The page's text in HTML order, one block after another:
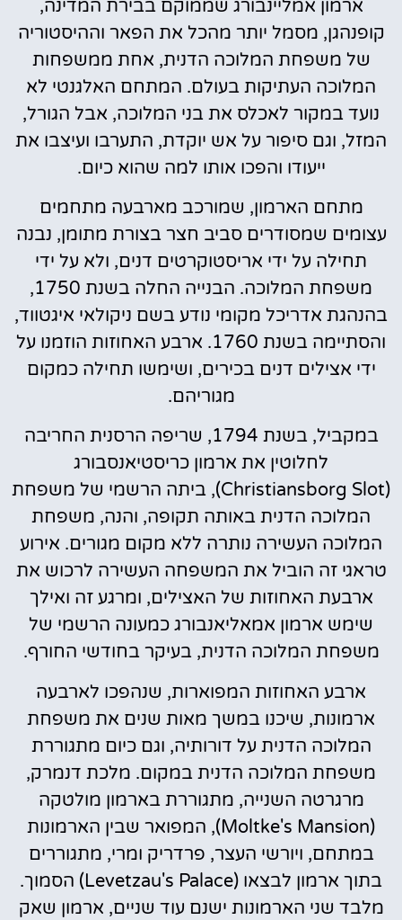
ארמון אמליינבורג שממוקם בבירת המדינה,
קופנהגן, מסמל יותר מהכל את הפאר וההיסטוריה
של משפחת המלוכה הדנית, אחת ממשפחות
המלוכה העתיקות בעולם. המתחם האלגנטי לא
נועד במקור לאכלס את בני המלוכה, אבל הגורל,
המזל, וגם סיפור על אש יוקדת, התערבו ועיצבו את
ייעודו והפכו אותו למה שהוא כיום.
מתחם הארמון, שמורכב מארבעה מתחמים
עצומים שמסודרים סביב חצר בצורת מתומן, נבנה
תחילה על ידי אריסטוקרטים דנים, ולא על ידי
משפחת המלוכה. הבנייה החלה בשנת 1750,
בהנהגת אדריכל מקומי נודע בשם ניקולאי איגטווד,
והסתיימה בשנת 1760. ארבע האחוזות הוזמנו על
ידי אצילים דנים בכירים, ושימשו תחילה כמקום
מגוריהם.
במקביל, בשנת 1794, שריפה הרסנית החריבה
לחלוטין את ארמון כריסטיאנסבורג
(Christiansborg Slot), ביתה הרשמי של משפחת
המלוכה הדנית באותה תקופה, והנה, משפחת
המלוכה העשירה נותרה ללא מקום מגורים. אירוע
טראגי זה הוביל את המשפחה העשירה לרכוש את
ארבעת האחוזות של האצילים, ומרגע זה ואילך
שימש ארמון אמאליאנבורג כמעונה הרשמי של
משפחת המלוכה הדנית, בעיקר בחודשי החורף.
ארבע האחוזות המפוארות, שנהפכו לארבעה
ארמונות, שיכנו במשך מאות שנים את משפחת
המלוכה הדנית על דורותיה, וגם כיום מתגוררת
משפחת המלוכה הדנית במקום. מלכת דנמרק,
מרגרטה השנייה, מתגוררת בארמון מולטקה
(Moltke's Mansion), המפואר שבין הארמונות
במתחם, ויורשי העצר, פרדריק ומרי, מתגוררים
בתוך ארמון לבצאו (Levetzau's Palace) הסמוך.
מלבד שני הארמונות ישנם עוד שניים, ארמון שאק